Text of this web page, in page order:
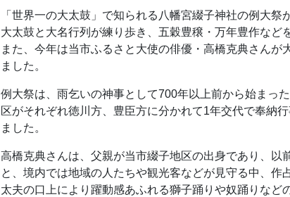
「世界一の大太鼓」で知られる八幡宮綴子神社の例大
大太鼓と大名行列が練り歩き、五穀豊穣・万年豊作など
また、今年は当市ふるさと大使の俳優・高橋克典さん
ました。
例大祭は、雨乞いの神事として700年以上前から始まっ
区がそれぞれ徳川方、豊臣方に分かれて1年交代で奉納
ました。
高橋克典さんは、父親が当市綴子地区の出身であり、以
と、境内では地域の人たちや観光客などが見守る中、
太夫の口上により躍動感あふれる獅子踊りや奴踊りなど